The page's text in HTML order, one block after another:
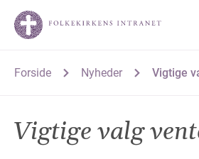
Forside Nyheder Vigtige
Vigtige valg